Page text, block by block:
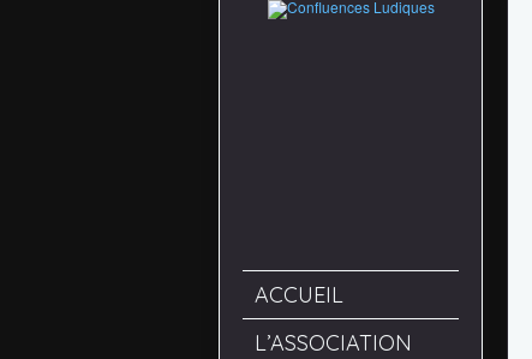
ACCUEIL
L’ASSOCIATION